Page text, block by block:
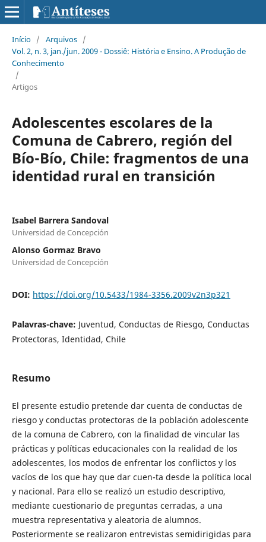
Início / Arquivos /
Vol. 2, n. 3, jan./jun. 2009 - Dossiê: História e Ensino. A Produção de
Conhecimento
/
Artigos
Adolescentes escolares de la
Comuna de Cabrero, región del
Bío-Bío, Chile: fragmentos de una
identidad rural en transición
Isabel Barrera Sandoval
Universidad de Concepción
Alonso Gormaz Bravo
Universidad de Concepción
DOI: https://doi.org/10.5433/1984-3356.2009v2n3p321
Palavras-chave: Juventud, Conductas de Riesgo, Conductas
Protectoras, Identidad, Chile
Resumo
El presente estudio pretende dar cuenta de conductas de
riesgo y conductas protectoras de la población adolescente
de la comuna de Cabrero, con la finalidad de vincular las
prácticas y políticas educacionales con la realidad de los
adolescentes, los modos de enfrentar los conflictos y los
vacíos de los que hay que dar cuen-ta desde la política local
y nacional. Para ello se realizó un estudio descriptivo,
mediante cuestionario de preguntas cerradas, a una
muestra representativa y aleatoria de alumnos.
Posteriormente se realizaron entrevistas semidirigidas para